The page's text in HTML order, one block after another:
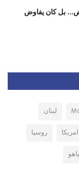
بل كان يفاوض
لبنان
امريكا
روسيا